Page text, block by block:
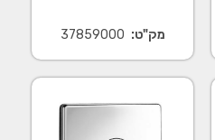
מק"ט: 37859000